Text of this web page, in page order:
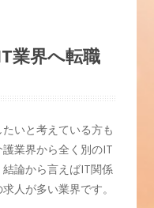
業界へ転職
いと考えている方も
業界から全く別のIT
論から言えばIT関係
人が多い業界です。